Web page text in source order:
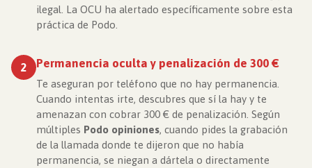
ilegal. La OCU ha alertado específicamente sobre esta
práctica de Podo.
2 Permanencia oculta y penalización de 300 €
Te aseguran por teléfono que no hay permanencia.
Cuando intentas irte, descubres que sí la hay y te
amenazan con cobrar 300 € de penalización. Según
múltiples Podo opiniones, cuando pides la grabación
de la llamada donde te dijeron que no había
permanencia, se niegan a dártela o directamente